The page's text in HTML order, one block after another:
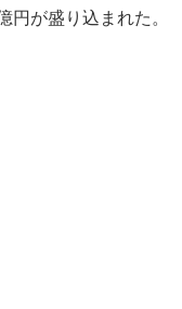
円が盛り込まれた。